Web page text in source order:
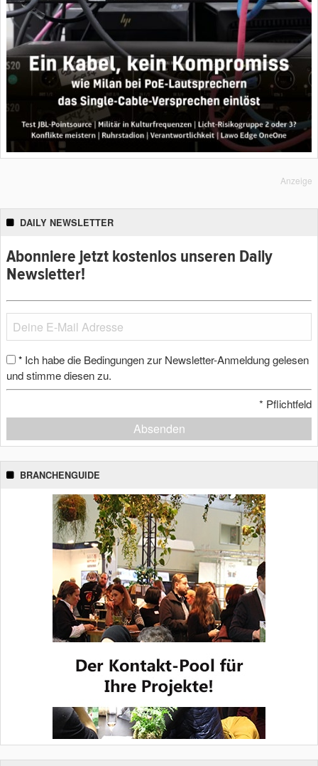
Anzeige
DAILY NEWSLETTER
Abonniere jetzt kostenlos unseren Daily
Newsletter!
* Ich habe die Bedingungen zur Newsletter-Anmeldung gelesen
und stimme diesen zu.
* Pflichtfeld
Absenden
BRANCHENGUIDE